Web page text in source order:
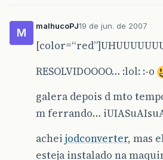
M
malhucoPJ19 de jun. de 2007
RESOLVIDOOOO… :lol: :-o
galera depois d mto
m ferrando…
achei jodconverter, mas
esteja instalado na